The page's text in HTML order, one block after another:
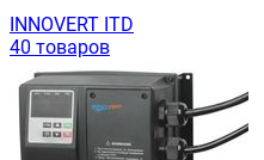
INNOVERT ITD
40 товаров